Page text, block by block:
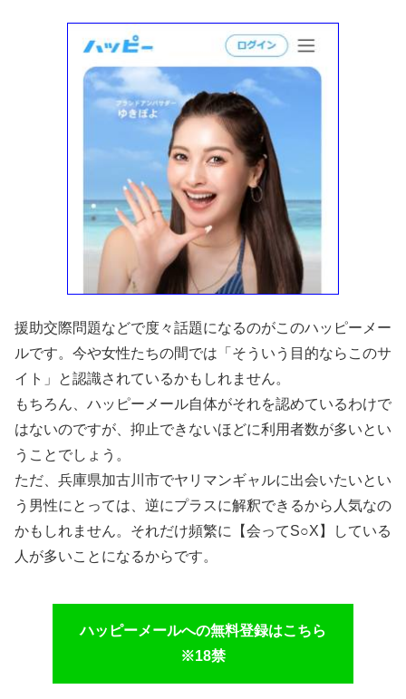
援助交際問題などで度々話題になるのがこのハッピーメー
ルです。今や女性たちの間では「そういう目的ならこのサ
イト」と認識されているかもしれません。
もちろん、ハッピーメール自体がそれを認めているわけで
はないのですが、抑止できないほどに利用者数が多いとい
うことでしょう。
ただ、兵庫県加古川市でヤリマンギャルに出会いたいとい
う男性にとっては、逆にプラスに解釈できるから人気なの
かもしれません。それだけ頻繁に【会ってS○X】している
人が多いことになるからです。
ハッピーメールへの無料登録はこちら
※18禁